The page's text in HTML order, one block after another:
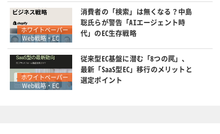
ホワイトペーパー
Web戦略・EC
消費者の「検索」は無くなる？中島
聡氏らが警告「AIエージェント時
代」のEC生存戦略
ホワイトペーパー
Web戦略・EC
従来型EC基盤に潜む「8つの罠」、
最新「SaaS型EC」移行のメリットと
選定ポイント